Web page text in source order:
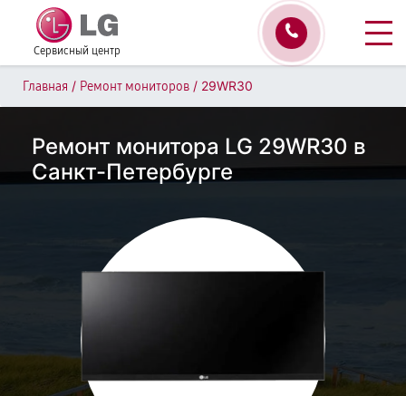
Сервисный центр
Главная / Ремонт мониторов / 29WR30
Ремонт монитора LG 29WR30 в
Санкт-Петербурге